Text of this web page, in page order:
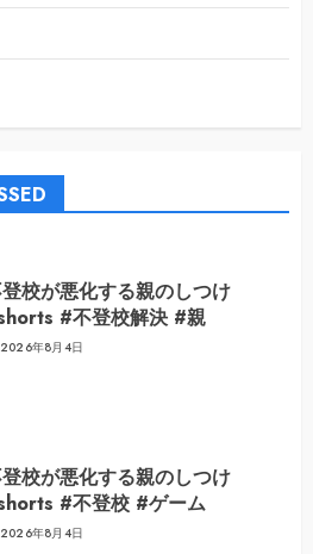
校が悪化する親のしつけ
#不登校解決 #親
2026年8月4日
校が悪化する親のしつけ
#不登校 #ゲーム
2026年8月4日